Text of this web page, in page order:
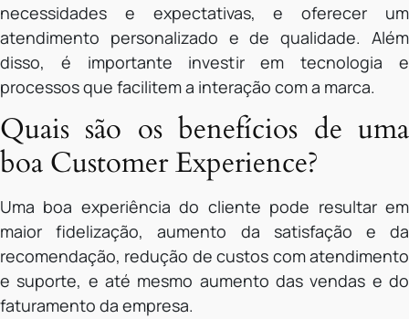
necessidades e expectativas, e oferecer um
atendimento personalizado e de qualidade. Além
disso, é importante investir em tecnologia e
processos que facilitem a interação com a marca.
Quais são os benefícios de uma
boa Customer Experience?
Uma boa experiência do cliente pode resultar em
maior fidelização, aumento da satisfação e da
recomendação, redução de custos com atendimento
e suporte, e até mesmo aumento das vendas e do
faturamento da empresa.